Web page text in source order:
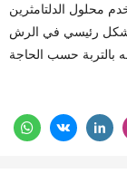
محلول الدلتامثرين
بشكل رئيسي في الرش